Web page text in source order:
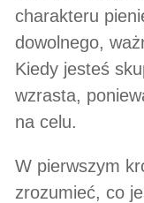
charakteru
dowolnego,
Kiedy jesteś
wzrasta,
na celu.
W pierwszym
zrozumieć, co